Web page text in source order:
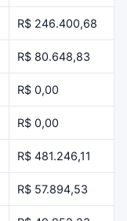
R$ 246.400,68
R$ 80.648,83
R$ 0,00
R$ 0,00
R$ 481.246,11
R$ 57.894,53